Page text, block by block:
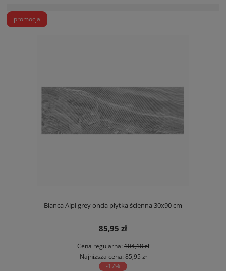
Bianca Alpi grey onda płytka ścienna 30x90 cm
85,95 zł
Cena regularna:104,18 zł
Najniższa cena:85,95 zł
-17%
promocja